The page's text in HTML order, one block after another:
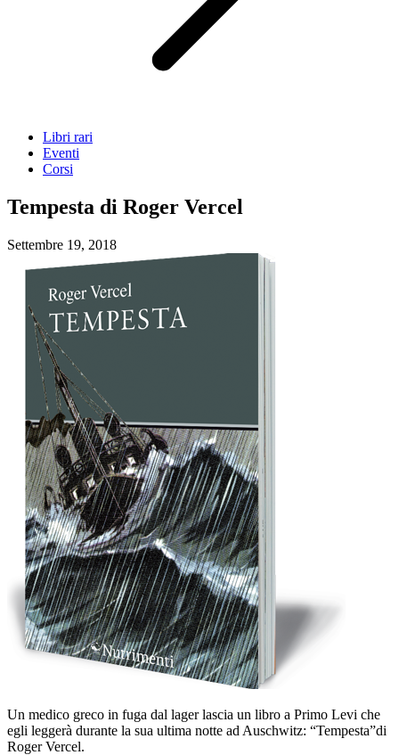
Libri rari
Eventi
Corsi
Tempesta di Roger Vercel
Settembre 19, 2018
Un medico greco in fuga dal lager lascia un libro a Primo Levi che
egli leggerà durante la sua ultima notte ad Auschwitz: “Tempesta”di
Roger Vercel.